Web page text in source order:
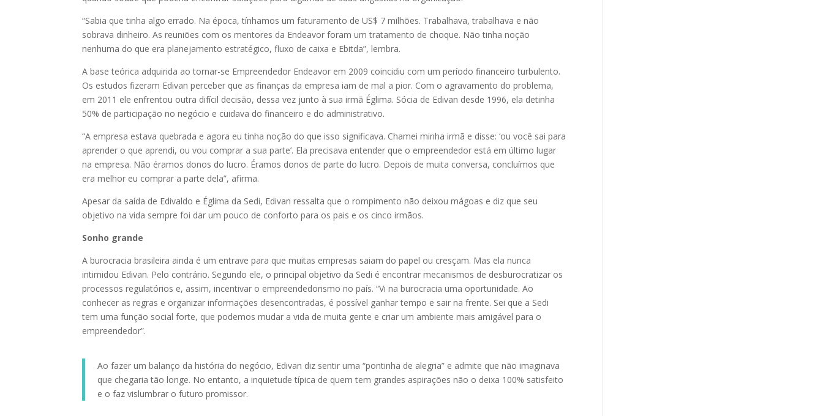
“Sabia que tinha algo errado. Na época, tínhamos um faturamento de US$ 7 milhões. Trabalhava, trabalhava e não
sobrava dinheiro. As reuniões com os mentores da Endeavor foram um tratamento de choque. Não tinha noção
nenhuma do que era planejamento estratégico, fluxo de caixa e Ebitda”, lembra.
A base teórica adquirida ao tornar-se Empreendedor Endeavor em 2009 coincidiu com um período financeiro turbulento.
Os estudos fizeram Edivan perceber que as finanças da empresa iam de mal a pior. Com o agravamento do problema,
em 2011 ele enfrentou outra difícil decisão, dessa vez junto à sua irmã Églima. Sócia de Edivan desde 1996, ela detinha
50% de participação no negócio e cuidava do financeiro e do administrativo.
“A empresa estava quebrada e agora eu tinha noção do que isso significava. Chamei minha irmã e disse: ‘ou você sai para
aprender o que aprendi, ou vou comprar a sua parte’. Ela precisava entender que o empreendedor está em último lugar
na empresa. Não éramos donos do lucro. Éramos donos de parte do lucro. Depois de muita conversa, concluímos que
era melhor eu comprar a parte dela”, afirma.
Apesar da saída de Edivaldo e Églima da Sedi, Edivan ressalta que o rompimento não deixou mágoas e diz que seu
objetivo na vida sempre foi dar um pouco de conforto para os pais e os cinco irmãos.
Sonho grande
A burocracia brasileira ainda é um entrave para que muitas empresas saiam do papel ou cresçam. Mas ela nunca
intimidou Edivan. Pelo contrário. Segundo ele, o principal objetivo da Sedi é encontrar mecanismos de desburocratizar os
processos regulatórios e, assim, incentivar o empreendedorismo no país. “Vi na burocracia uma oportunidade. Ao
conhecer as regras e organizar informações desencontradas, é possível ganhar tempo e sair na frente. Sei que a Sedi
tem uma função social forte, que podemos mudar a vida de muita gente e criar um ambiente mais amigável para o
empreendedor”.
Ao fazer um balanço da história do negócio, Edivan diz sentir uma “pontinha de alegria” e admite que não imaginava
que chegaria tão longe. No entanto, a inquietude típica de quem tem grandes aspirações não o deixa 100% satisfeito
e o faz vislumbrar o futuro promissor.